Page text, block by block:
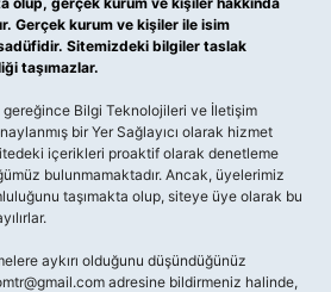
Gerçek kurum ve kişiler ile isim
Sitemizdeki bilgiler taslak
taşımazlar.
gereğince Bilgi Teknolojileri ve İletişim
bir Yer Sağlayıcı olarak hizmet
içerikleri proaktif olarak denetleme
bulunmamaktadır. Ancak, üyelerimiz
taşımakta olup, siteye üye olarak bu
aykırı olduğunu düşündüğünüz
adresine bildirmeniz halinde,